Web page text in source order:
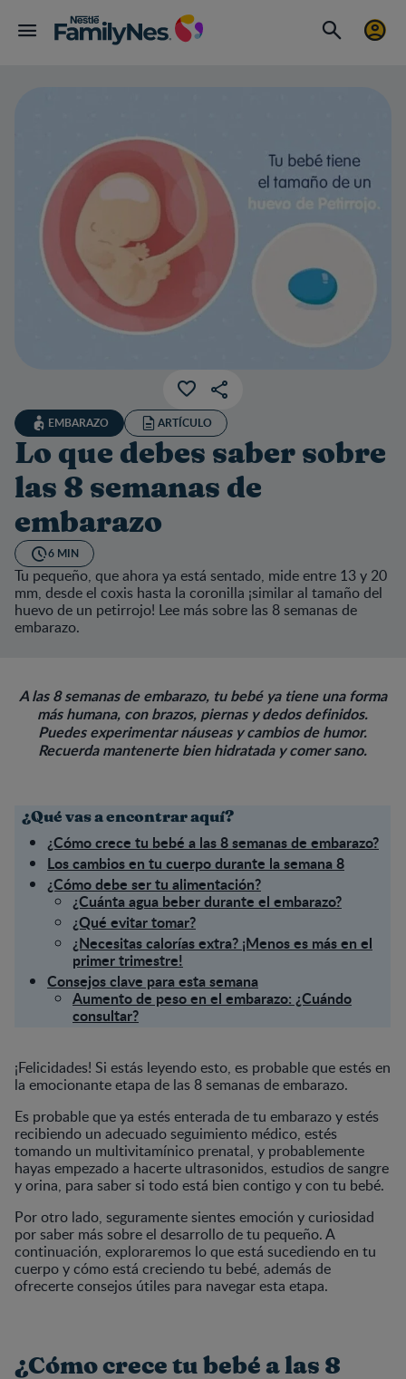
EMBARAZO ARTÍCULO
Lo que debes saber sobre
las 8 semanas de
embarazo
6 MIN
Tu pequeño, que ahora ya está sentado, mide entre 13 y 20
mm, desde el coxis hasta la coronilla ¡similar al tamaño del
huevo de un petirrojo! Lee más sobre las 8 semanas de
embarazo.
A las 8 semanas de embarazo, tu bebé ya tiene una forma
más humana, con brazos, piernas y dedos definidos.
Puedes experimentar náuseas y cambios de humor.
Recuerda mantenerte bien hidratada y comer sano.
¿Qué vas a encontrar aquí?
¿Cómo crece tu bebé a las 8 semanas de embarazo?
Los cambios en tu cuerpo durante la semana 8
¿Cómo debe ser tu alimentación?
¿Cuánta agua beber durante el embarazo?
¿Qué evitar tomar?
¿Necesitas calorías extra? ¡Menos es más en el
primer trimestre!
Consejos clave para esta semana
Aumento de peso en el embarazo: ¿Cuándo
consultar?
¡Felicidades! Si estás leyendo esto, es probable que estés en
la emocionante etapa de las 8 semanas de embarazo.
Es probable que ya estés enterada de tu embarazo y estés
recibiendo un adecuado seguimiento médico, estés
tomando un multivitamínico prenatal, y probablemente
hayas empezado a hacerte ultrasonidos, estudios de sangre
y orina, para saber si todo está bien contigo y con tu bebé.
Por otro lado, seguramente sientes emoción y curiosidad
por saber más sobre el desarrollo de tu pequeño. A
continuación, exploraremos lo que está sucediendo en tu
cuerpo y cómo está creciendo tu bebé, además de
ofrecerte consejos útiles para navegar esta etapa.
¿Cómo crece tu bebé a las 8